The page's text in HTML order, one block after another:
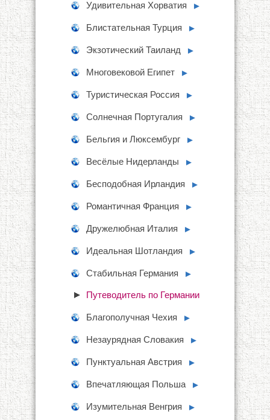
Удивительная Хорватия ►
Блистательная Турция ►
Экзотический Таиланд ►
Многовековой Египет ►
Туристическая Россия ►
Солнечная Португалия ►
Бельгия и Люксембург ►
Весёлые Нидерланды ►
Бесподобная Ирландия ►
Романтичная Франция ►
Дружелюбная Италия ►
Идеальная Шотландия ►
Стабильная Германия ►
Путеводитель по Германии
Благополучная Чехия ►
Незаурядная Словакия ►
Пунктуальная Австрия ►
Впечатляющая Польша ►
Изумительная Венгрия ►